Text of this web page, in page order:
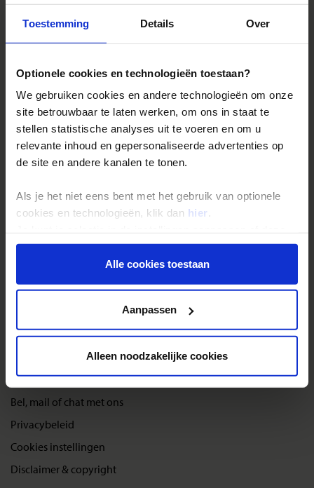
Toestemming Details Over
Optionele cookies en technologieën toestaan?
We gebruiken cookies en andere technologieën om onze
site betrouwbaar te laten werken, om ons in staat te
stellen statistische analyses uit te voeren en om u
relevante inhoud en gepersonaliseerde advertenties op
de site en andere kanalen te tonen.
Als je het niet eens bent met het gebruik van optionele
cookies en technologieën, klik dan hier .
onder aan de pagina op elk gewenst moment voor de
toekomst wijzigen.Alle cookies toestaan
Aanpassen
Alleen noodzakelijke cookies
Reizen met Shoestring
Bestemmingen
Duurzaam reizen
Reis- en annuleringsvoorwaarden
Veelgestelde vragen
Reisthema's
Groepsreizen
Festivalreizen
Nieuwe reizen
Over Shoestring
Bel, mail of chat met ons
Privacybeleid
Cookies instellingen
Disclaimer & copyright